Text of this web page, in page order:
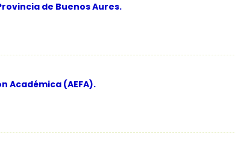
de Buenos Aures.
Académica (AEFA).